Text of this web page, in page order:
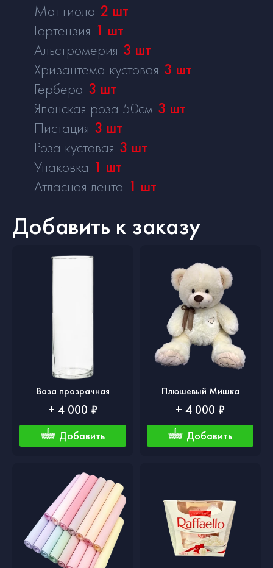
Маттиола 2 шт
Гортензия 1 шт
Альстромерия 3 шт
Хризантема кустовая 3 шт
Гербера 3 шт
Японская роза 50см 3 шт
Пистация 3 шт
Роза кустовая 3 шт
Упаковка 1 шт
Атласная лента 1 шт
Добавить к заказу
Ваза прозрачная
+ 4 000 ₽
Добавить
Плюшевый Мишка
+ 4 000 ₽
Добавить